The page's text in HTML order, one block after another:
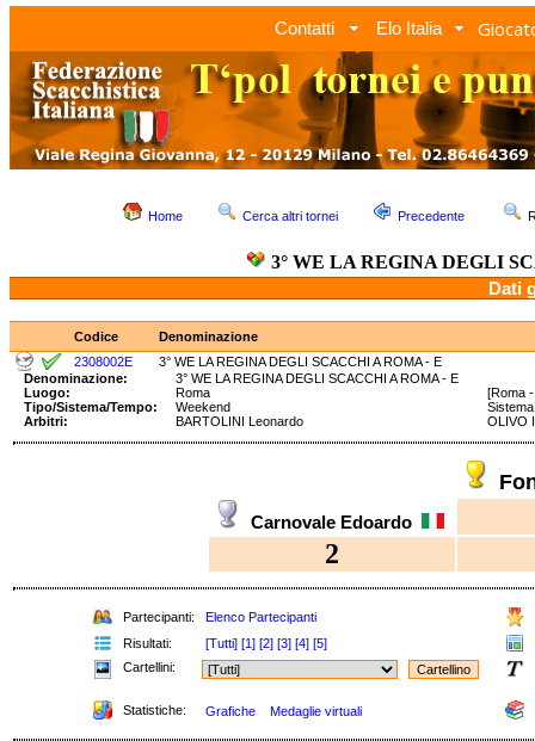
Contatti Elo Italia
Home Cerca altri tornei Precedente
3° WE LA REGINA DEGLI
Dati
Codice
Denominazione
2308002E
3° WE LA REGINA DEGLI SCACCHI A ROMA - E
Denominazione:
3° WE LA REGINA DEGLI SCACCHI A ROMA - E
Luogo:
Roma
[Roma
Tipo/Sistema/Tempo:
Weekend
Arbitri:
BARTOLINI Leonardo OLIVO
Carnovale Edoardo
2
Partecipanti: Elenco Partecipanti
Risultati:
[Tutti] [1] [2] [3] [4] [5]
Cartellini:
Statistiche: Grafiche Medaglie virtuali